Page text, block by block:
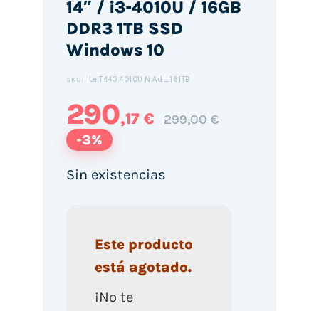
14″ / i3-4010U / 16GB
DDR3 1TB SSD
Windows 10
SKU: Le.T440.4010U.N.Ad_161TB
290,17 € 299,00 €
-3%
Sin existencias
Este producto
está agotado.
¡No te